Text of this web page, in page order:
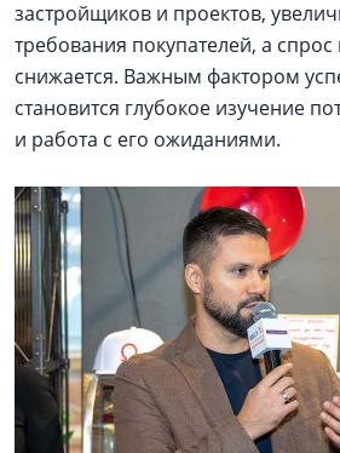
застройщиков и проектов,
требования покупателей, а
снижается. Важным фактором
становится глубокое изучение
и работа с его ожиданиями.